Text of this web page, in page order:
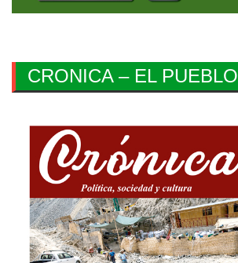
CRONICA – EL PUEBLO